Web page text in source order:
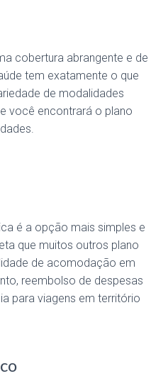
cobertura abrangente e de
tem exatamente o que
de modalidades
você encontrará o plano
é a opção mais simples e
que muitos outros plano
de acomodação em
reembolso de despesas
para viagens em território